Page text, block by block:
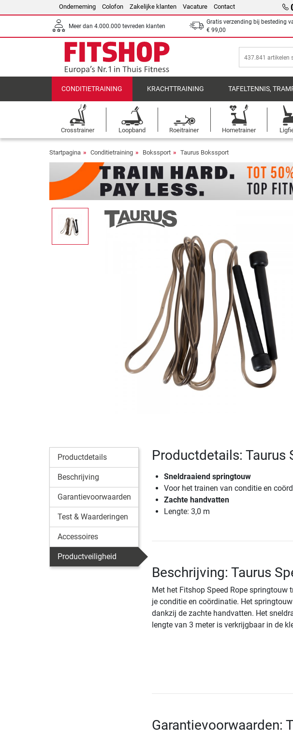
Onderneming Colofon Zakelijke klanten Vacature Contact
Meer dan 4.000.000 tevreden klanten
Gratis verzending bij besteding
€ 99,00
CONDITIETRAINING KRACHTTRAINING TAFELTENNIS,
Crosstrainer Loopband Roeitrainer Hometrainer
Startpagina Conditietraining Bokssport Taurus Bokssport
Productdetails
Beschrijving
Garantievoorwaarden
Test & Waarderingen
Accessoires
Productveiligheid
Productdetails: Taurus
Sneldraaiend springtouw
Voor het trainen van conditie en
Zachte handvatten
Lengte: 3,0 m
Beschrijving: Taurus
Met het Fitshop Speed Rope springtouw
je conditie en coördinatie. Het
dankzij de zachte handvatten. Het
lengte van 3 meter is verkrijgbaar in de
Garantievoorwaarden: